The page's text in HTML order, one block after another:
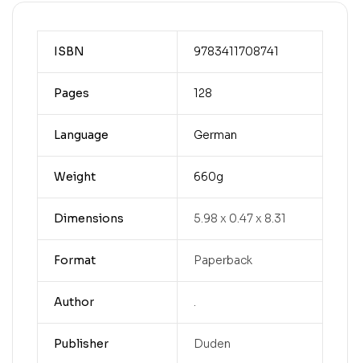
ISBN 9783411708741
Pages 128
Language German
Weight 660g
Dimensions 5.98 x 0.47 x 8.31
Format Paperback
Author .
Publisher Duden